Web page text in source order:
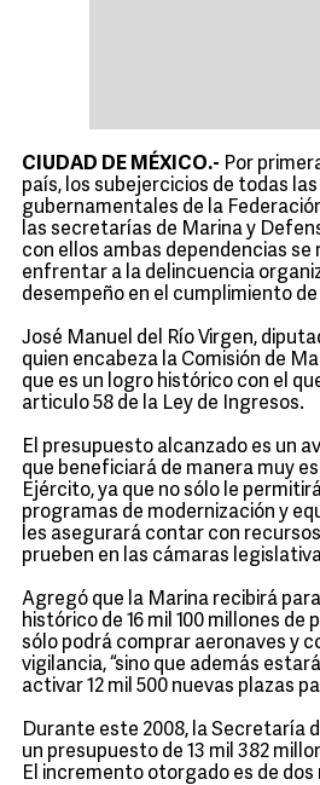
CIUDAD DE MÉXICO.- Por
país, los subejercicios de todas
gubernamentales de la
las secretarías de Marina y
con ellos ambas dependencias se
enfrentar a la delincuencia
desempeño en el cumplimiento
José Manuel del Río Virgen,
quien encabeza la Comisión de
que es un logro histórico con el
articulo 58 de la Ley de Ingresos.
El presupuesto alcanzado es un
que beneficiará de manera muy
Ejército, ya que no sólo le
programas de modernización y
les asegurará contar con
prueben en las cámaras
Agregó que la Marina recibirá
histórico de 16 mil 100 millones de
sólo podrá comprar aeronaves y
vigilancia, “sino que además
activar 12 mil 500 nuevas plazas
Durante este 2008, la Secretaría
un presupuesto de 13 mil 382
El incremento otorgado es de dos